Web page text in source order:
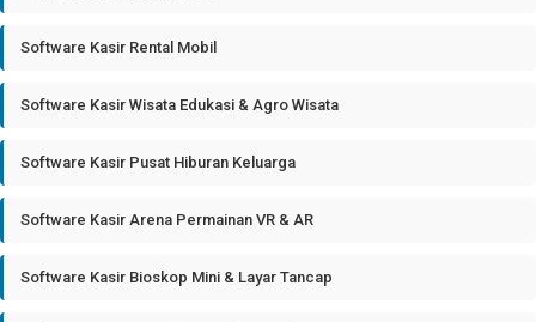
Software Kasir Rental Mobil
Software Kasir Wisata Edukasi & Agro Wisata
Software Kasir Pusat Hiburan Keluarga
Software Kasir Arena Permainan VR & AR
Software Kasir Bioskop Mini & Layar Tancap